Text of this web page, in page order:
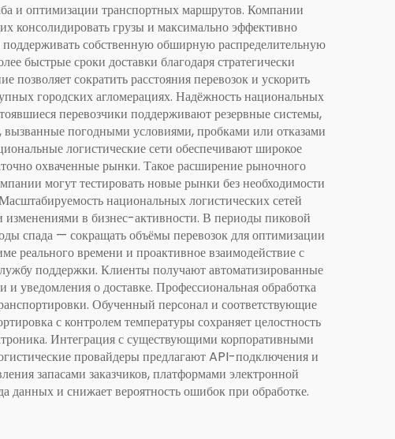
и оптимизации транспортных маршрутов. Компании
консолидировать грузы и максимально эффективно
поддерживать собственную обширную распределительную
быстрые сроки доставки благодаря стратегически
сократить расстояния перевозок и ускорить
городских агломерациях. Надёжность национальных
перевозчики поддерживают резервные системы,
погодными условиями, пробками или отказами
логистические сети обеспечивают широкое
охваченные рынки. Такое расширение рыночного
могут тестировать новые рынки без необходимости
национальных логистических сетей
изменениями в бизнес-активности. В периоды пиковой
спада — сокращать объёмы перевозок для оптимизации
реального времени и проактивное взаимодействие с
поддержки. Клиенты получают автоматизированные
уведомления о доставке. Профессиональная обработка
Обученный персонал и соответствующие
с контролем температуры сохраняет целостность
Интеграция с существующими корпоративными
провайдеры предлагают API-подключения и
запасами заказчиков, платформами электронной
данных и снижает вероятность ошибок при обработке.